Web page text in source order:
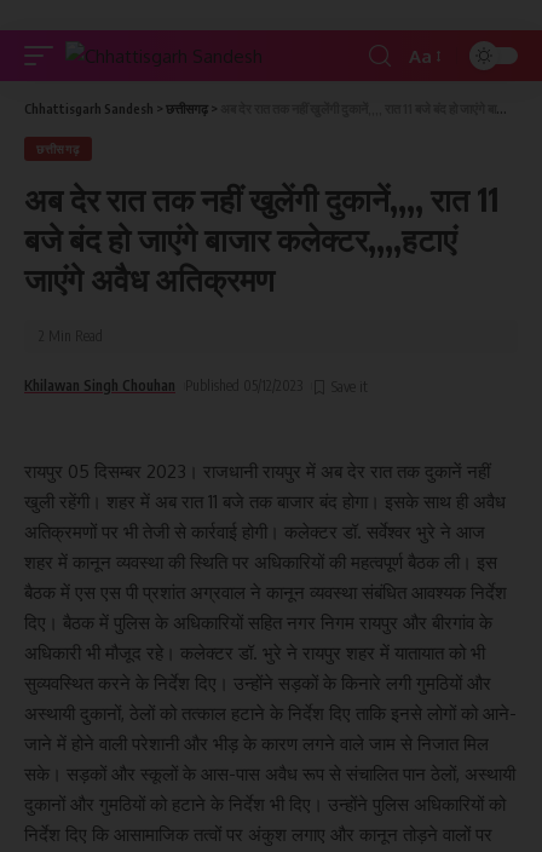
Aa
Chhattisgarh Sandesh > छत्तीसगढ़ >
छत्तीसगढ़
अब देर रात तक नहीं खुलेंगी दुकानें,,,, रात 11
बजे बंद हो जाएंगे बाजार कलेक्टर,,,,हटाएं
जाएंगे अवैध अतिक्रमण
Khilawan Singh Chouhan
रायपुर 05 दिसम्बर 2023। राजधानी रायपुर में अब देर रात तक दुकानें नहीं
खुली रहेंगी। शहर में अब रात 11 बजे तक बाजार बंद होगा। इसके साथ ही अवैध
अतिक्रमणों पर भी तेजी से कार्रवाई होगी। कलेक्टर डॉ. सर्वेश्वर भुरे ने आज
शहर में कानून व्यवस्था की स्थिति पर अधिकारियों की महत्वपूर्ण बैठक ली। इस
बैठक में एस एस पी प्रशांत अग्रवाल ने कानून व्यवस्था संबंधित आवश्यक निर्देश
दिए। बैठक में पुलिस के अधिकारियों सहित नगर निगम रायपुर और बीरगांव के
अधिकारी भी मौजूद रहे। कलेक्टर डॉ. भुरे ने रायपुर शहर में यातायात को भी
सुव्यवस्थित करने के निर्देश दिए। उन्होंने सड़कों के किनारे लगी गुमठियों और
अस्थायी दुकानों, ठेलों को तत्काल हटाने के निर्देश दिए ताकि इनसे लोगों को आने-
जाने में होने वाली परेशानी और भीड़ के कारण लगने वाले जाम से निजात मिल
सके। सड़कों और स्कूलों के आस-पास अवैध रूप से संचालित पान ठेलों, अस्थायी
दुकानों और गुमठियों को हटाने के निर्देश भी दिए। उन्होंने पुलिस अधिकारियों को
निर्देश दिए कि आसामाजिक तत्वों पर अंकुश लगाए और कानून तोड़ने वालों पर